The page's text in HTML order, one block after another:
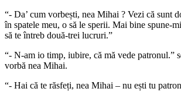
“- Da’ cum vorbești, nea Mihai ? Vezi că sunt
în spatele meu, o să le sperii. Mai bine spune-
să te întreb două-trei lucruri.”
“- N-am io timp, iubire, că mă vede patronul.”
vorbă nea Mihai.
“- Hai că te răsfeți, nea Mihai – nu ești tu